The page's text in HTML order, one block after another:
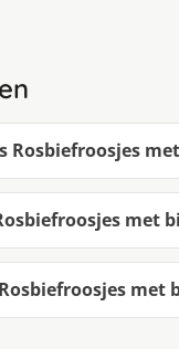
Rosbiefroosjes
met
met